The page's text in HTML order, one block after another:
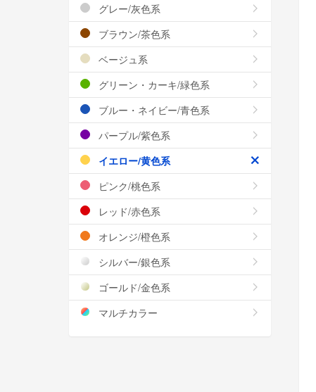
グレー/灰色系
ブラウン/茶色系
ベージュ系
グリーン・カーキ/緑色系
ブルー・ネイビー/青色系
パープル/紫色系
イエロー/黄色系
ピンク/桃色系
レッド/赤色系
オレンジ/橙色系
シルバー/銀色系
ゴールド/金色系
マルチカラー